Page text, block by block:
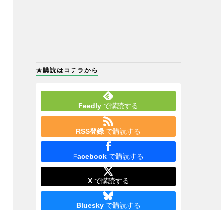
★購読はコチラから
Feedly で購読する
RSS登録 で購読する
Facebook で購読する
Xで購読する
Blueskyで購読する